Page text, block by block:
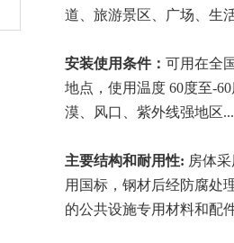
道、旅游景区、广场、生
安装使用条件： 可用在全
地点，使用温度 60度至-
漠、风口、紫外线强地区
主要结构和耐用性: 房体
用国标，钢材后经防腐处
的公共设施专用材料和配